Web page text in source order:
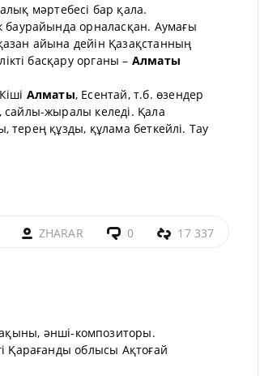
мәртебесі бар қала.
баурайында орналасқан. Аумағы
айына дейін Қазақстанның
басқару органы – Алматы
Алматы, Есентай, т.б. өзендер
сайлы-жыралы келеді. Қала
терең құзды, құлама беткейлі. Тау
ZHARAR 0 17 337
әнші-композиторы.
Қарағанды облысы Ақтоғай